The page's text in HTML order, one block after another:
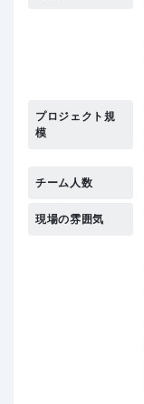
プロジェクト規
模
チーム人数
現場の雰囲気